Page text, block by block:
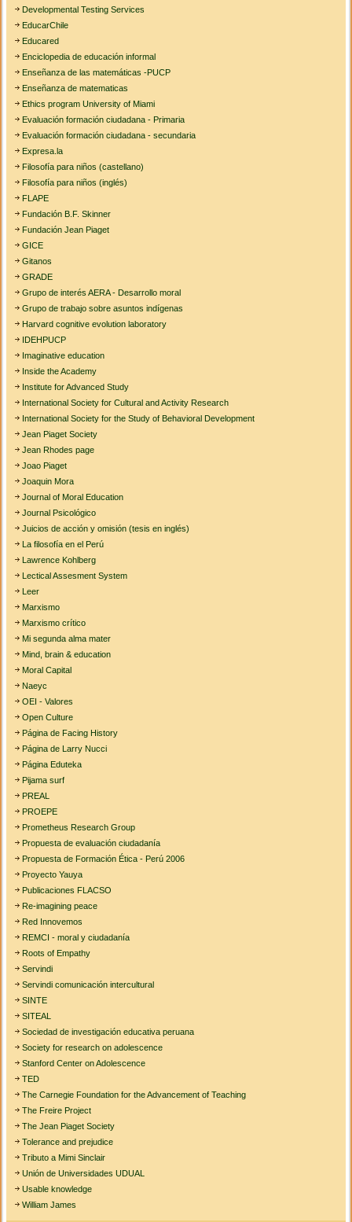
Developmental Testing Services
EducarChile
Educared
Enciclopedia de educación informal
Enseñanza de las matemáticas -PUCP
Enseñanza de matematicas
Ethics program University of Miami
Evaluación formación ciudadana - Primaria
Evaluación formación ciudadana - secundaria
Expresa.la
Filosofía para niños (castellano)
Filosofía para niños (inglés)
FLAPE
Fundación B.F. Skinner
Fundación Jean Piaget
GICE
Gitanos
GRADE
Grupo de interés AERA - Desarrollo moral
Grupo de trabajo sobre asuntos indígenas
Harvard cognitive evolution laboratory
IDEHPUCP
Imaginative education
Inside the Academy
Institute for Advanced Study
International Society for Cultural and Activity Research
International Society for the Study of Behavioral Development
Jean Piaget Society
Jean Rhodes page
Joao Piaget
Joaquin Mora
Journal of Moral Education
Journal Psicológico
Juicios de acción y omisión (tesis en inglés)
La filosofía en el Perú
Lawrence Kohlberg
Lectical Assesment System
Leer
Marxismo
Marxismo crítico
Mi segunda alma mater
Mind, brain & education
Moral Capital
Naeyc
OEI - Valores
Open Culture
Página de Facing History
Página de Larry Nucci
Página Eduteka
Pijama surf
PREAL
PROEPE
Prometheus Research Group
Propuesta de evaluación ciudadanía
Propuesta de Formación Ética - Perú 2006
Proyecto Yauya
Publicaciones FLACSO
Re-imagining peace
Red Innovemos
REMCI - moral y ciudadanía
Roots of Empathy
Servindi
Servindi comunicación intercultural
SINTE
SITEAL
Sociedad de investigación educativa peruana
Society for research on adolescence
Stanford Center on Adolescence
TED
The Carnegie Foundation for the Advancement of Teaching
The Freire Project
The Jean Piaget Society
Tolerance and prejudice
Tributo a Mimi Sinclair
Unión de Universidades UDUAL
Usable knowledge
William James